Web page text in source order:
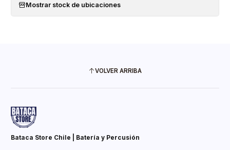
Mostrar stock de ubicaciones
VOLVER ARRIBA
Bataca Store Chile | Batería y Percusión